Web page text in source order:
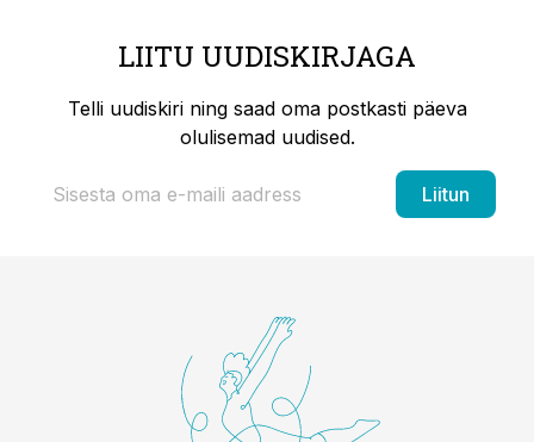
LIITU UUDISKIRJAGA
Telli uudiskiri ning saad oma postkasti päeva
olulisemad uudised.
Liitun